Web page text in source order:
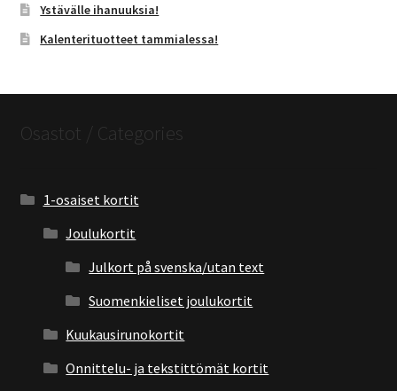
Ystävälle ihanuuksia!
Kalenterituotteet tammialessa!
Osastot / Categories
1-osaiset kortit
Joulukortit
Julkort på svenska/utan text
Suomenkieliset joulukortit
Kuukausirunokortit
Onnittelu- ja tekstittömät kortit